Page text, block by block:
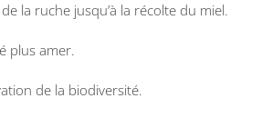
la ruche jusqu’à la récolte du miel.
plus amer.
de la biodiversité.